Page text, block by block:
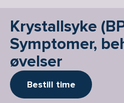
Krystallsyke
Symptomer,
øvelser
Bestill time